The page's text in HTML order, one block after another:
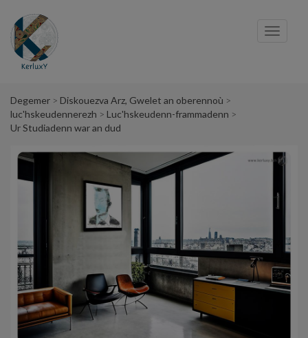
Degemer
Diskouezva Arz, Gwelet an oberennoù
luc'hskeudennerezh
Luc'hskeudenn-frammadenn
Ur Studiadenn war an dud